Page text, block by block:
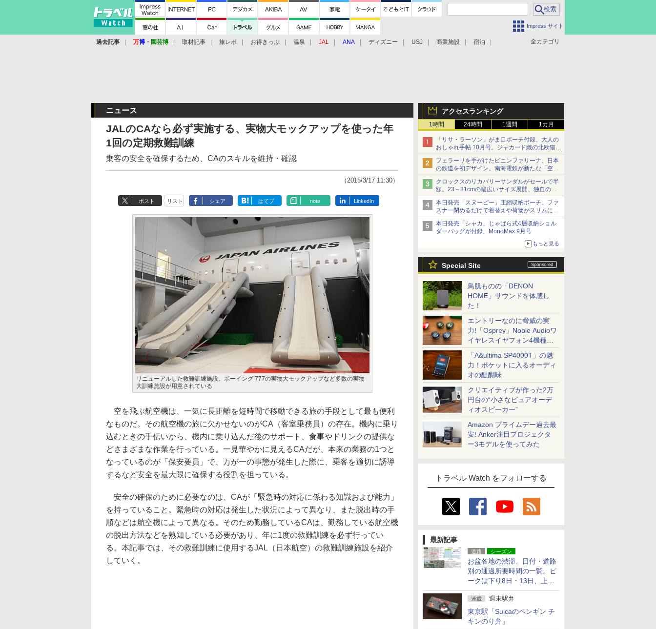
Impress サイト
全カテゴリ
過去記事 万博 ・ 園芸博 取材記事 旅レポ お得きっぷ 温泉 JAL ANA ディズニー USJ 商業施設 宿泊
アクセスランキング
1時間 24時間 1週間 1カ月
「リサ・ラーソン」がま口ポーチ付録、大人の
おしゃれ手帖 10月号。ジャカード織の北欧猫デ
ザイン
フェラーリを手がけたピニンファリーナ、日本
の鉄道を初デザイン。南海電鉄が新たな「空港
特急」をなにわ筋線へ導入
クロックスのリカバリーサンダルがセールで半
額。23～31cmの幅広いサイズ展開、独自のク
ッション素材を採用
本日発売「スヌーピー」圧縮収納ポーチ。ファ
スナー閉めるだけで着替えや荷物がスリムにま
とまる
本日発売「シャカ」じゃばら式4層収納ショル
ダーバッグが付録、MonoMax 9月号
もっと見る
Special Site
鳥肌ものの「DENON
HOME」サウンドを体感し
た！
エントリーなのに脅威の実
力!「Osprey」Noble Audioワ
イヤレスイヤフォン4機種を
一気に聴く
「A&ultima SP4000T」の魅
力！ポケットに入るオーディ
オの醍醐味
クリエイティブが作った2万
円台の“小さなピュアオーデ
ィオスピーカー”
Amazon プライムデー過去最
安! Anker注目プロジェクタ
ー3モデルを使ってみた
トラベル Watch をフォローする
最新記事
道路 シーズン
お盆各地の渋滞、日付・道路
別の通過所要時間の一覧。ピ
ークは下り8日・13日、上り
14日・15日
連載 週末駅弁
東京駅「Suicaのペンギン チ
キンのり弁」
ニュース
JALのCAなら必ず実施する、実物大モックアップを使った年
1回の定期救難訓練
乗客の安全を確保するため、CAのスキルを維持・確認
（2015/3/17 11:30）
ポスト リスト シェア はてブ note LinkedIn
リニューアルした救難訓練施設。ボーイング 777の実物大モックアップなど多数の実物
大訓練施設が用意されている
空を飛ぶ航空機は、一気に長距離を短時間で移動できる旅の手段として最も便利
なものだ。その航空機の旅に欠かせないのがCA（客室乗務員）の存在。機内に乗り
込むときの手伝いから、機内に乗り込んだ後のサポート、食事やドリンクの提供な
どさまざまな作業を行っている。一見華やかに見えるCAだが、本来の業務の1つと
なっているのが「保安要員」で、万が一の事態が発生した際に、乗客を適切に誘導
するなど安全を最大限に確保する役割を担っている。
安全の確保のために必要なのは、CAが「緊急時の対応に係わる知識および能力」
を持っていること。緊急時の対応は発生した状況によって異なり、また脱出時の手
順などは航空機によって異なる。そのため勤務しているCAは、勤務している航空機
の脱出方法などを熟知している必要があり、年に1度の救難訓練を必ず行ってい
る。本記事では、その救難訓練に使用するJAL（日本航空）の救難訓練施設を紹介
していく。